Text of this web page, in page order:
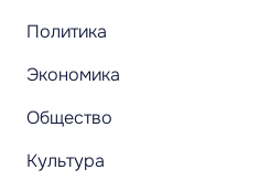
Политика
Экономика
Общество
Культура